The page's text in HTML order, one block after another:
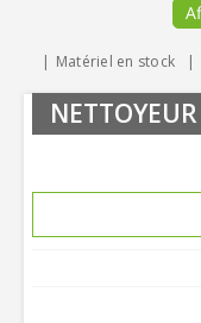
Matériel en stock